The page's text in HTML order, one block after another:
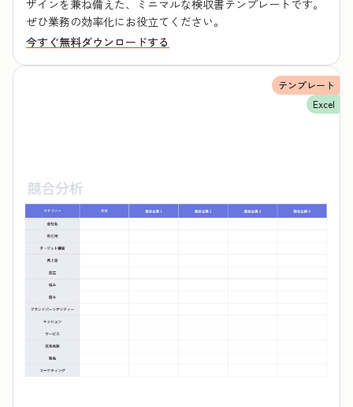
ザインを兼ね備えた、ミニマルな検収書テンプレートです。
ぜひ業務の効率化にお役立てください。
今すぐ無料ダウンロードする
テンプレート
Excel